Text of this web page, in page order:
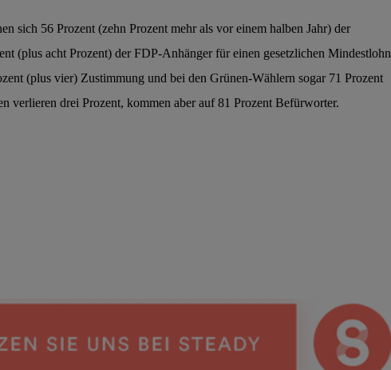
sich 56 Prozent (zehn Prozent mehr als vor einem halben Jahr) der
(plus acht Prozent) der FDP-Anhänger für einen gesetzlichen Mindestlohn
(plus vier) Zustimmung und bei den Grünen-Wählern sogar 71 Prozent
verlieren drei Prozent, kommen aber auf 81 Prozent Befürworter.